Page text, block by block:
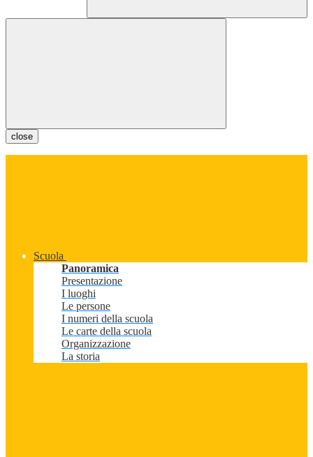
close
Scuola
Panoramica
Presentazione
I luoghi
Le persone
I numeri della scuola
Le carte della scuola
Organizzazione
La storia